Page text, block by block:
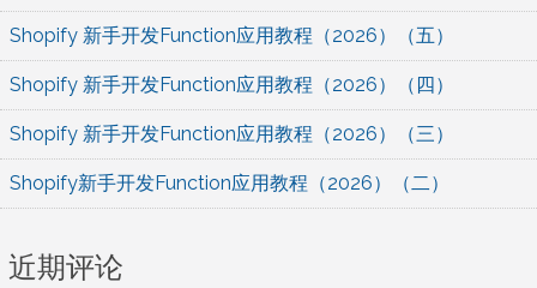
Shopify 新手开发Function应用教程（2026）（五）
Shopify 新手开发Function应用教程（2026）（四）
Shopify 新手开发Function应用教程（2026）（三）
Shopify新手开发Function应用教程（2026）（二）
近期评论